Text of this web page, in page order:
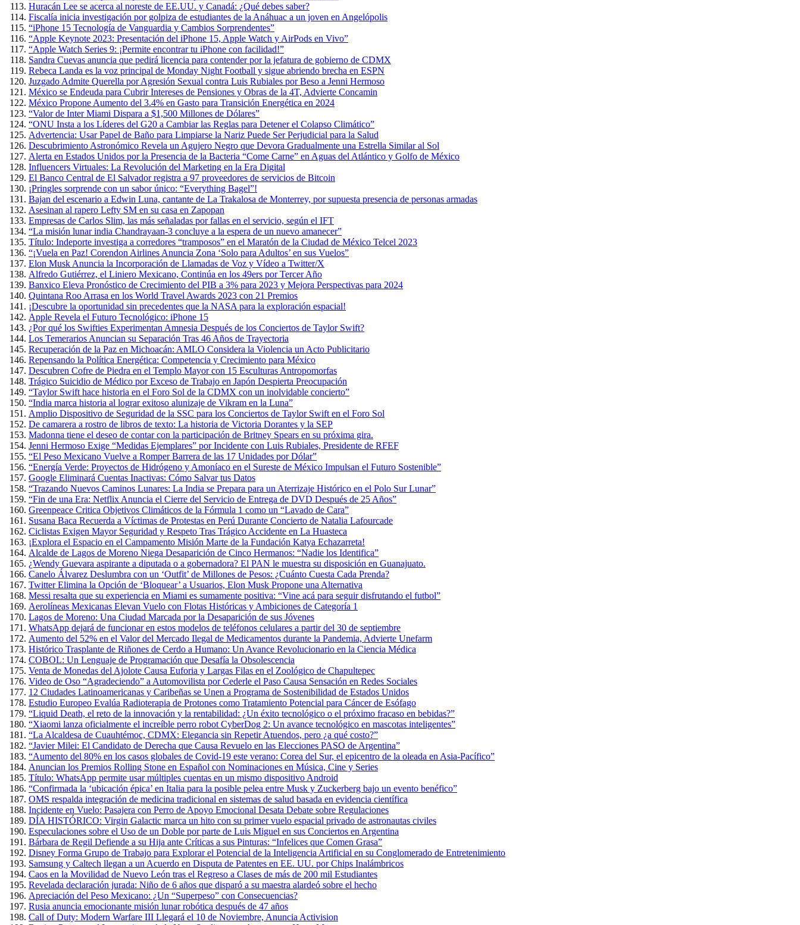
Huracán Lee se acerca al noreste de EE.UU. y Canadá: ¿Qué debes saber?
Fiscalía inicia investigación por golpiza de estudiantes de la Anáhuac a un joven en Angelópolis
“iPhone 15 Tecnología de Vanguardia y Cambios Sorprendentes”
“Apple Keynote 2023: Presentación del iPhone 15, Apple Watch y AirPods en Vivo”
“Apple Watch Series 9: ¡Permite encontrar tu iPhone con facilidad!”
Sandra Cuevas anuncia que pedirá licencia para contender por la jefatura de gobierno de CDMX
Rebeca Landa es la voz principal de Monday Night Football y sigue abriendo brecha en ESPN
Juzgado Admite Querella por Agresión Sexual contra Luis Rubiales por Beso a Jenni Hermoso
México se Endeuda para Cubrir Intereses de Pensiones y Obras de la 4T, Advierte Concamin
México Propone Aumento del 3.4% en Gasto para Transición Energética en 2024
“Valor de Inter Miami Dispara a $1,500 Millones de Dólares”
“ONU Insta a los Líderes del G20 a Cambiar las Reglas para Detener el Colapso Climático”
Advertencia: Usar Papel de Baño para Limpiarse la Nariz Puede Ser Perjudicial para la Salud
Descubrimiento Astronómico Revela un Agujero Negro que Devora Gradualmente una Estrella Similar al Sol
Alerta en Estados Unidos por la Presencia de la Bacteria “Come Carne” en Aguas del Atlántico y Golfo de México
Influencers Virtuales: La Revolución del Marketing en la Era Digital
El Banco Central de El Salvador registra a 97 proveedores de servicios de Bitcoin
¡Pringles sorprende con un sabor único: “Everything Bagel”!
Bajan del escenario a Edwin Luna, cantante de La Trakalosa de Monterrey, por supuesta presencia de personas armadas
Asesinan al rapero Lefty SM en su casa en Zapopan
Empresas de Carlos Slim, las más señaladas por fallas en el servicio, según el IFT
“La misión lunar india Chandrayaan-3 concluye a la espera de un nuevo amanecer”
Título: Indeporte investiga a corredores “tramposos” en el Maratón de la Ciudad de México Telcel 2023
“¡Vuela en Paz! Corendon Airlines Anuncia Zona ‘Solo para Adultos’ en sus Vuelos”
Elon Musk Anuncia la Incorporación de Llamadas de Voz y Vídeo a Twitter/X
Alfredo Gutiérrez, el Liniero Mexicano, Continúa en los 49ers por Tercer Año
Banxico Eleva Pronóstico de Crecimiento del PIB a 3% para 2023 y Mejora Perspectivas para 2024
Quintana Roo Arrasa en los World Travel Awards 2023 con 21 Premios
¡Descubre la oportunidad sin precedentes que la NASA para la exploración espacial!
Apple Revela el Futuro Tecnológico: iPhone 15
¿Por qué los Swifties Experimentan Amnesia Después de los Conciertos de Taylor Swift?
Los Temerarios Anuncian su Separación Tras 46 Años de Trayectoria
Recuperación de la Paz en Michoacán: AMLO Considera la Violencia un Acto Publicitario
Repensando la Política Energética: Competencia y Crecimiento para México
Descubren Cofre de Piedra en el Templo Mayor con 15 Esculturas Antropomorfas
Trágico Suicidio de Médico por Exceso de Trabajo en Japón Despierta Preocupación
“Taylor Swift hace historia en el Foro Sol de la CDMX con un inolvidable concierto”
“India marca historia al lograr exitoso alunizaje de Vikram en la Luna”
Amplio Dispositivo de Seguridad de la SSC para los Conciertos de Taylor Swift en el Foro Sol
De camarera a rostro de libros de texto: La historia de Victoria Dorantes y la SEP
Madonna tiene el deseo de contar con la participación de Britney Spears en su próxima gira.
Jenni Hermoso Exige “Medidas Ejemplares” por Incidente con Luis Rubiales, Presidente de RFEF
“El Peso Mexicano Vuelve a Romper Barrera de las 17 Unidades por Dólar”
“Energía Verde: Proyectos de Hidrógeno y Amoníaco en el Sureste de México Impulsan el Futuro Sostenible”
Google Eliminará Cuentas Inactivas: Cómo Salvar tus Datos
“Trazando Nuevos Caminos Lunares: La India se Prepara para un Aterrizaje Histórico en el Polo Sur Lunar”
“Fin de una Era: Netflix Anuncia el Cierre del Servicio de Entrega de DVD Después de 25 Años”
Greenpeace Critica Objetivos Climáticos de la Fórmula 1 como un “Lavado de Cara”
Susana Baca Recuerda a Víctimas de Protestas en Perú Durante Concierto de Natalia Lafourcade
Ciclistas Exigen Mayor Seguridad y Respeto Tras Trágico Accidente en La Huasteca
¡Explora el Espacio en el Campamento Misión Marte de la Fundación Katya Echazarreta!
Alcalde de Lagos de Moreno Niega Desaparición de Cinco Hermanos: “Nadie los Identifica”
¿Wendy Guevara aspirante a diputada o a gobernadora? El PAN le muestra su disposición en Guanajuato.
Canelo Álvarez Deslumbra con un ‘Outfit’ de Millones de Pesos: ¿Cuánto Cuesta Cada Prenda?
Twitter Elimina la Opción de ‘Bloquear’ a Usuarios, Elon Musk Propone una Alternativa
Messi resalta que su experiencia en Miami es sumamente positiva: “Vine acá para seguir disfrutando el futbol”
Aerolíneas Mexicanas Elevan Vuelo con Flotas Históricas y Ambiciones de Categoría 1
Lagos de Moreno: Una Ciudad Marcada por la Desaparición de sus Jóvenes
WhatsApp dejará de funcionar en estos modelos de teléfonos celulares a partir del 30 de septiembre
Aumento del 52% en el Valor del Mercado Ilegal de Medicamentos durante la Pandemia, Advierte Unefarm
Histórico Trasplante de Riñones de Cerdo a Humano: Un Avance Revolucionario en la Ciencia Médica
COBOL: Un Lenguaje de Programación que Desafía la Obsolescencia
Venta de Monedas del Ajolote Causa Euforia y Largas Filas en el Zoológico de Chapultepec
Video de Oso “Agradeciendo” a Automovilista por Cederle el Paso Causa Sensación en Redes Sociales
12 Ciudades Latinoamericanas y Caribeñas se Unen a Programa de Sostenibilidad de Estados Unidos
Estudio Europeo Evalúa Radioterapia de Protones como Tratamiento Potencial para Cáncer de Esófago
“Liquid Death, el reto de la innovación y la rentabilidad: ¿Un éxito tecnológico o el próximo fracaso en bebidas?”
“Xiaomi lanza oficialmente el increíble perro robot CyberDog 2: Un avance tecnológico en mascotas inteligentes”
“La Alcaldesa de Cuauhtémoc, CDMX: Elegancia sin Repetir Atuendos, pero ¿a qué costo?”
“Javier Milei: El Candidato de Derecha que Causa Revuelo en las Elecciones PASO de Argentina”
“Aumento del 80% en los casos globales de Covid-19 este verano: Corea del Sur, el epicentro de la oleada en Asia-Pacífico”
Anuncian los Premios Rolling Stone en Español con Nominaciones en Música, Cine y Series
Título: WhatsApp permite usar múltiples cuentas en un mismo dispositivo Android
“Confirmada la ‘ubicación épica’ en Italia para la posible pelea entre Musk y Zuckerberg bajo un evento benéfico”
OMS respalda integración de medicina tradicional en sistemas de salud basada en evidencia científica
Incidente en Vuelo: Pasajera con Perro de Apoyo Emocional Desata Debate sobre Regulaciones
DÍA HISTÓRICO: Virgin Galactic marca un hito con su primer vuelo espacial privado de astronautas civiles
Especulaciones sobre el Uso de un Doble por parte de Luis Miguel en sus Conciertos en Argentina
Bárbara de Regil Defiende a su Hija ante Críticas a sus Pinturas: “Infelices que Comen Grasa”
Disney Forma Grupo de Trabajo para Explorar el Potencial de la Inteligencia Artificial en su Conglomerado de Entretenimiento
Samsung y Caltech llegan a un Acuerdo en Disputa de Patentes en EE. UU. por Chips Inalámbricos
Caos en la Movilidad de Nuevo León tras el Regreso a Clases de más de 200 mil Estudiantes
Revelada declaración jurada: Niño de 6 años que disparó a su maestra alardeó sobre el hecho
Apreciación del Peso Mexicano: ¿Un “Superpeso” con Consecuencias?
Rusia anuncia emocionante misión lunar robótica después de 47 años
Call of Duty: Modern Warfare III Llegará el 10 de Noviembre, Anuncia Activision